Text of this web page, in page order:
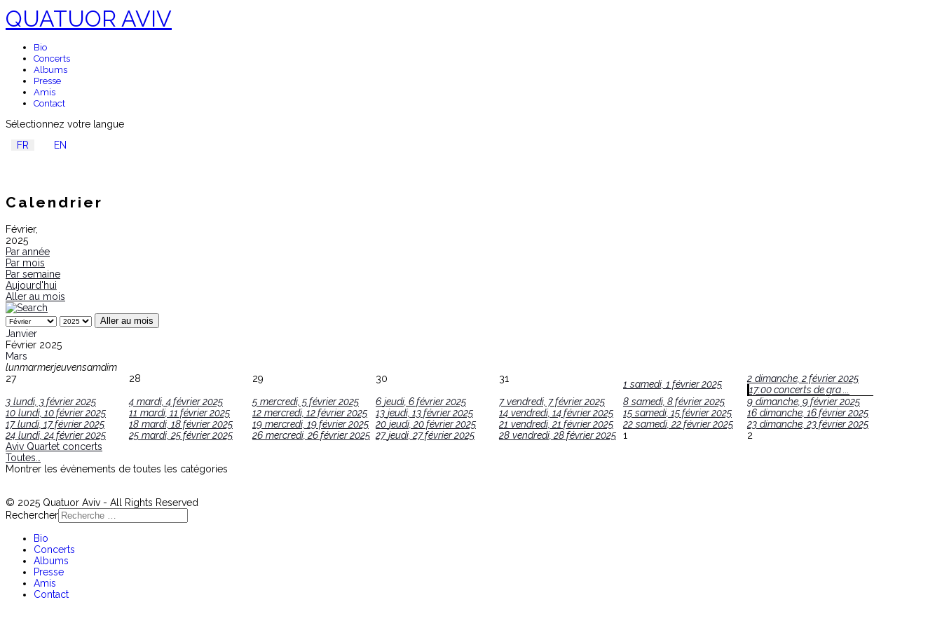
QUATUOR AVIV
Bio
Concerts
Albums
Presse
Amis
Contact
Sélectionnez votre langue
FR
EN
Calendrier
Février,
2025
Par année
Par mois
Par semaine
Aujourd'hui
Aller au mois
Aller au mois
Janvier
Février 2025
Mars
lunmarmerjeuvensamdim
27
28 29 30 31 1 samedi, 1 février 2025 2 dimanche, 2 février 2025
17:00 concerts de gra ...
3 lundi, 3 février 2025 4 mardi, 4 février 2025 5 mercredi, 5 février 2025 6 jeudi, 6 février 2025 7 vendredi, 7 février 2025 8 samedi, 8 février 2025 9 dimanche, 9 février 2025
10 lundi, 10 février 2025 11 mardi, 11 février 2025 12 mercredi, 12 février 2025 13 jeudi, 13 février 2025 14 vendredi, 14 février 2025 15 samedi, 15 février 2025 16 dimanche, 16 février 2025
17 lundi, 17 février 2025 18 mardi, 18 février 2025 19 mercredi, 19 février 2025 20 jeudi, 20 février 2025 21 vendredi, 21 février 2025 22 samedi, 22 février 2025 23 dimanche, 23 février 2025
24 lundi, 24 février 2025 25 mardi, 25 février 2025 26 mercredi, 26 février 2025 27 jeudi, 27 février 2025 28 vendredi, 28 février 2025 1
2
Aviv Quartet concerts
Toutes…
Montrer les évènements de toutes les catégories
© 2025 Quatuor Aviv - All Rights Reserved
Rechercher
Bio
Concerts
Albums
Presse
Amis
Contact